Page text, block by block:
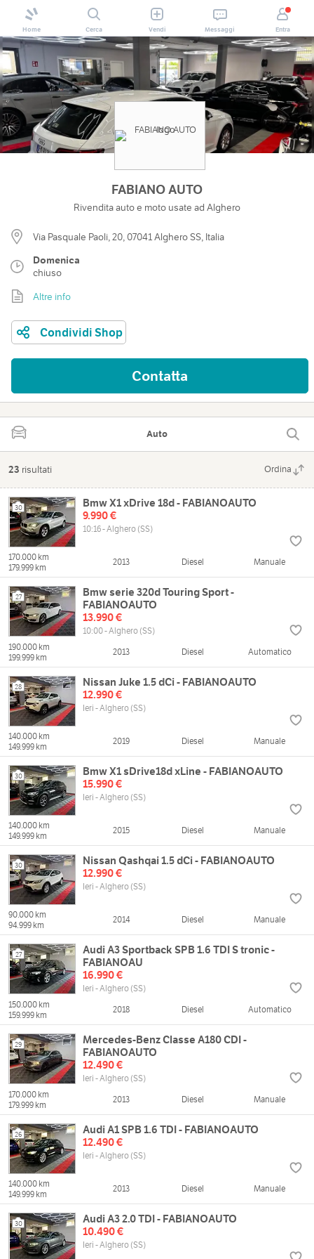
Home Cerca Vendi Messaggi Entra
FABIANO AUTO
Rivendita auto e moto usate ad Alghero
Via Pasquale Paoli, 20, 07041 Alghero SS, Italia
Domenica
chiuso
Altre info
Condividi Shop
Contatta
Auto
23 risultati Ordina
30
Bmw X1 xDrive 18d - FABIANOAUTO
9.990 €
10:16 - Alghero (SS)
170.000 km
179.999 km
2013 Diesel Manuale
27
Bmw serie 320d Touring Sport -
FABIANOAUTO
13.990 €
10:00 - Alghero (SS)
190.000 km
199.999 km
2013 Diesel Automatico
28
Nissan Juke 1.5 dCi - FABIANOAUTO
12.990 €
Ieri - Alghero (SS)
140.000 km
149.999 km
2019 Diesel Manuale
30
Bmw X1 sDrive18d xLine - FABIANOAUTO
15.990 €
Ieri - Alghero (SS)
140.000 km
149.999 km
2015 Diesel Manuale
30
Nissan Qashqai 1.5 dCi - FABIANOAUTO
12.990 €
Ieri - Alghero (SS)
90.000 km
94.999 km
2014 Diesel Manuale
27
Audi A3 Sportback SPB 1.6 TDI S tronic -
FABIANOAU
16.990 €
Ieri - Alghero (SS)
150.000 km
159.999 km
2018 Diesel Automatico
29
Mercedes-Benz Classe A180 CDI -
FABIANOAUTO
12.490 €
Ieri - Alghero (SS)
170.000 km
179.999 km
2013 Diesel Manuale
26
Audi A1 SPB 1.6 TDI - FABIANOAUTO
12.490 €
Ieri - Alghero (SS)
140.000 km
149.999 km
2013 Diesel Manuale
30
Audi A3 2.0 TDI - FABIANOAUTO
10.490 €
Ieri - Alghero (SS)